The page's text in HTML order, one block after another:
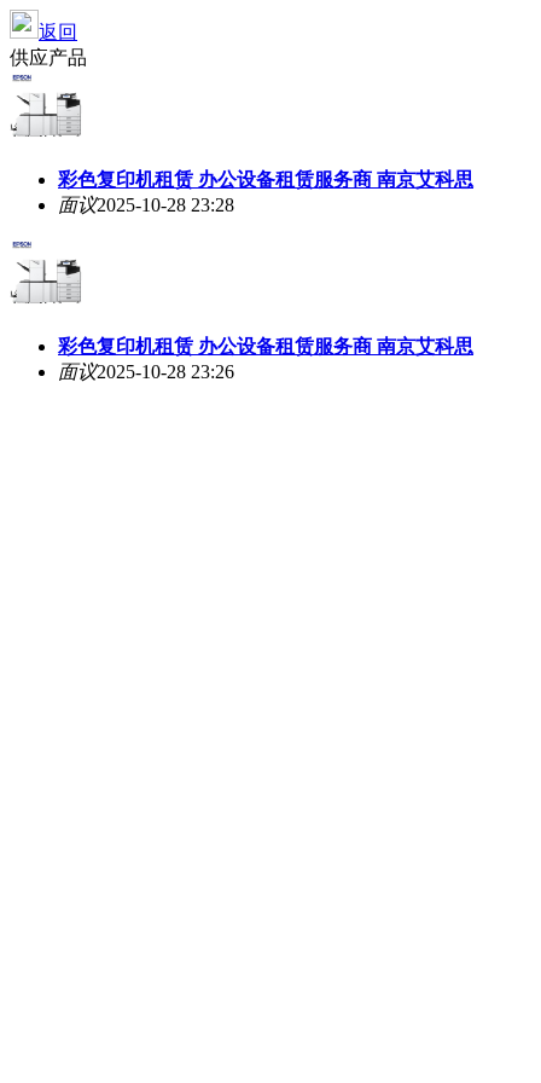
返回
供应产品
彩色复印机租赁 办公设备租赁服务商 南京艾科思
面议2025-10-28 23:28
彩色复印机租赁 办公设备租赁服务商 南京艾科思
面议2025-10-28 23:26